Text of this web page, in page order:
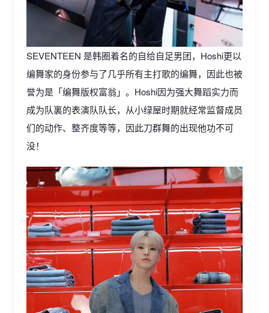
SEVENTEEN 是韩圈着名的自给自足男团，Hoshi更以
编舞家的身份参与了几乎所有主打歌的编舞，因此也被
誉为是「编舞版权富翁」。Hoshi因为强大舞蹈实力而
成为队裏的表演队队长，从小绿屋时期就经常监督成员
们的动作、整齐度等等，因此刀群舞的出现他功不可
没！